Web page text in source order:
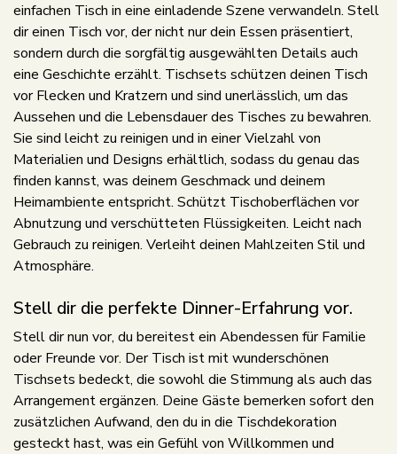
einfachen Tisch in eine einladende Szene verwandeln. Stell
dir einen Tisch vor, der nicht nur dein Essen präsentiert,
sondern durch die sorgfältig ausgewählten Details auch
eine Geschichte erzählt. Tischsets schützen deinen Tisch
vor Flecken und Kratzern und sind unerlässlich, um das
Aussehen und die Lebensdauer des Tisches zu bewahren.
Sie sind leicht zu reinigen und in einer Vielzahl von
Materialien und Designs erhältlich, sodass du genau das
finden kannst, was deinem Geschmack und deinem
Heimambiente entspricht. Schützt Tischoberflächen vor
Abnutzung und verschütteten Flüssigkeiten. Leicht nach
Gebrauch zu reinigen. Verleiht deinen Mahlzeiten Stil und
Atmosphäre.
Stell dir die perfekte Dinner-Erfahrung vor.
Stell dir nun vor, du bereitest ein Abendessen für Familie
oder Freunde vor. Der Tisch ist mit wunderschönen
Tischsets bedeckt, die sowohl die Stimmung als auch das
Arrangement ergänzen. Deine Gäste bemerken sofort den
zusätzlichen Aufwand, den du in die Tischdekoration
gesteckt hast, was ein Gefühl von Willkommen und